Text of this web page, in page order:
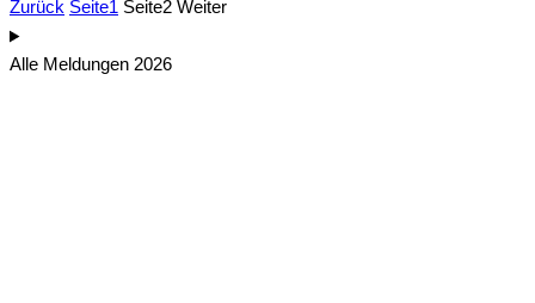
Zurück Seite1 Seite2 Weiter
Alle Meldungen 2026